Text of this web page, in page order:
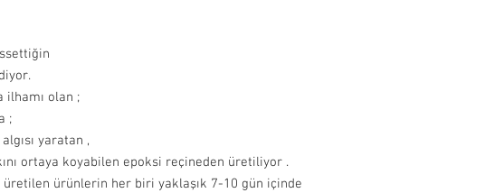
ilhamı olan ;
;
yaratan ,
ortaya koyabilen epoksi reçineden üretiliyor .
üretilen ürünlerin her biri yaklaşık 7-10 gün içinde